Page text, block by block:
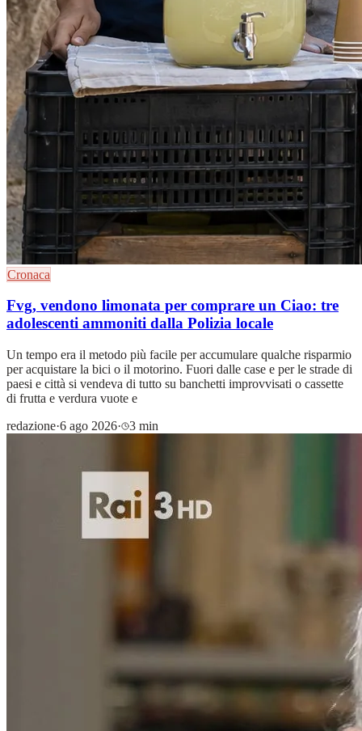
Cronaca
Fvg, vendono limonata per comprare un Ciao: tre
adolescenti ammoniti dalla Polizia locale
Un tempo era il metodo più facile per accumulare qualche risparmio
per acquistare la bici o il motorino. Fuori dalle case e per le strade di
paesi e città si vendeva di tutto su banchetti improvvisati o cassette
di frutta e verdura vuote e
redazione·6 ago 2026· 3 min